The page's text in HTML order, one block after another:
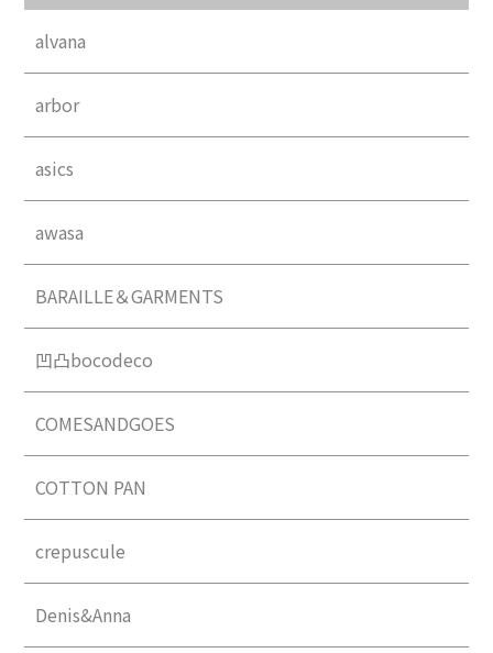
alvana
arbor
asics
awasa
BARAILLE＆GARMENTS
凹凸bocodeco
COMESANDGOES
COTTON PAN
crepuscule
Denis&Anna